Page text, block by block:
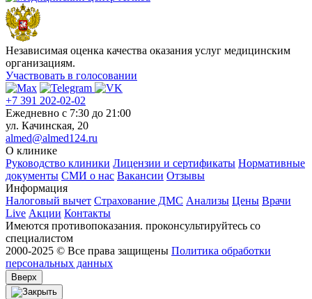
Независимая оценка качества оказания услуг медицинским
организациям.
Участвовать в голосовании
+7 391 202-02-02
Ежедневно c 7:30 до 21:00
ул. Качинская, 20
almed@almed124.ru
О клинике
Руководство клиники Лицензии и сертификаты Нормативные
документы СМИ о нас Вакансии Отзывы
Информация
Налоговый вычет Страхование ДМС Анализы Цены Врачи
Live Акции Контакты
Имеются противопоказания. проконсультируйтесь со
специалистом
2000-2025 © Все права защищены Политика обработки
персональных данных
Вверх